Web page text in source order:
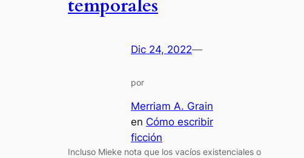
temporales
Dic 24, 2022—
por
Merriam A. Grain
en Cómo escribir
ficción
Incluso Mieke nota que los vacíos existenciales o